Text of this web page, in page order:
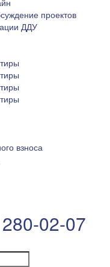
проектов
ДДУ
взноса
02-07